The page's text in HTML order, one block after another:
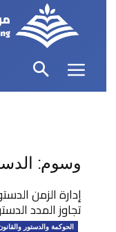
وسوم:
إدارة الزمن
تجاوز المدد
الحوكمة والدستور